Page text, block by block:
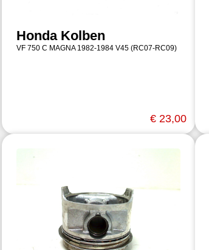
Honda Kolben
VF 750 C MAGNA 1982-1984 V45 (RC07-RC09)
€ 23,00